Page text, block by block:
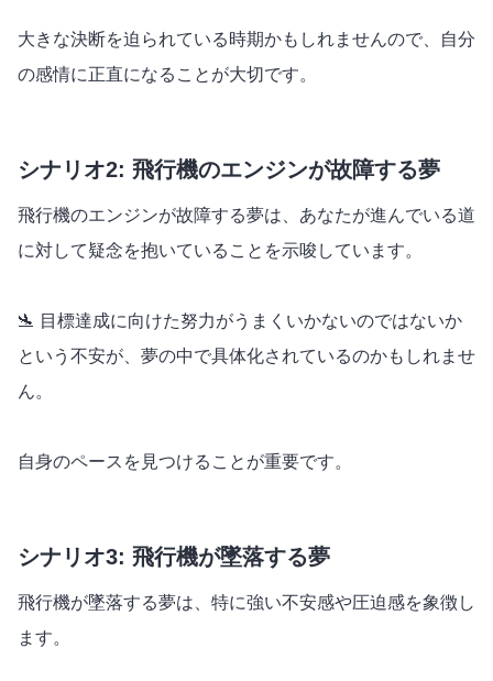
大きな決断を迫られている時期かもしれませんので、自分
の感情に正直になることが大切です。
シナリオ2: 飛行機のエンジンが故障する夢
飛行機のエンジンが故障する夢は、あなたが進んでいる道
に対して疑念を抱いていることを示唆しています。
🛬 目標達成に向けた努力がうまくいかないのではないか
という不安が、夢の中で具体化されているのかもしれませ
ん。
自身のペースを見つけることが重要です。
シナリオ3: 飛行機が墜落する夢
飛行機が墜落する夢は、特に強い不安感や圧迫感を象徴し
ます。